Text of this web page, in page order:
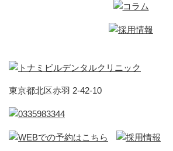
東京都北区赤羽 2-42-10